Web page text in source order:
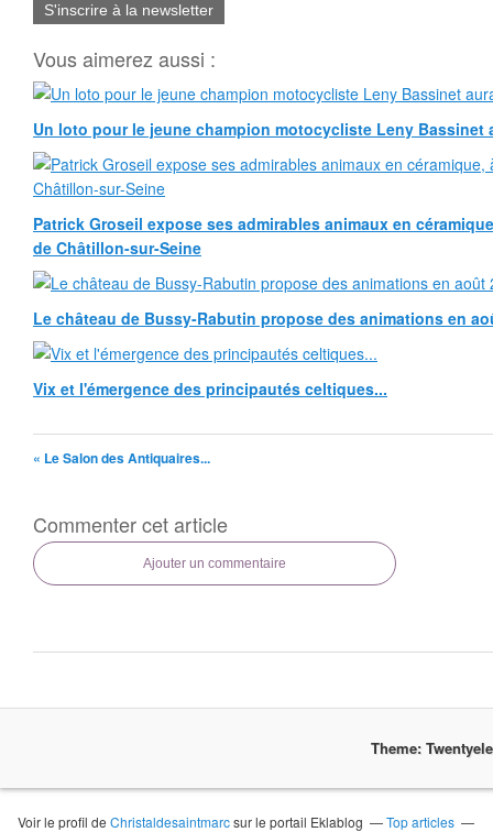
S'inscrire à la newsletter
Vous aimerez aussi :
Un loto pour le jeune champion motocycliste Leny Bassinet
Patrick Groseil expose ses admirables animaux en
de Châtillon-sur-Seine
Le château de Bussy-Rabutin propose des animations en
Vix et l'émergence des principautés celtiques...
« Le Salon des Antiquaires...
Commenter cet article
Ajouter un commentaire
Theme:
Voir le profil deChristaldesaintmarcsur le portail Eklablog
Top articles